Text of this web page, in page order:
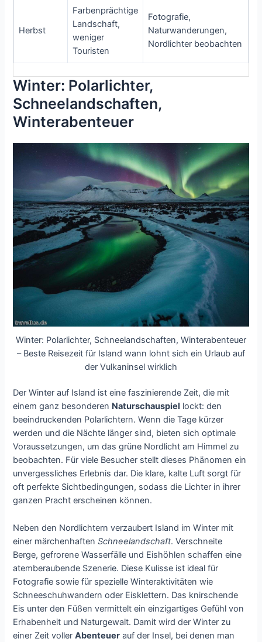
Herbst
Farbenprächtige
Landschaft,
weniger
Touristen
Fotografie,
Naturwanderungen,
Nordlichter beobachten
Winter: Polarlichter,
Schneelandschaften,
Winterabenteuer
Winter: Polarlichter, Schneelandschaften, Winterabenteuer
– Beste Reisezeit für Island wann lohnt sich ein Urlaub auf
der Vulkaninsel wirklich
Der Winter auf Island ist eine faszinierende Zeit, die mit
einem ganz besonderen Naturschauspiel lockt: den
beeindruckenden Polarlichtern. Wenn die Tage kürzer
werden und die Nächte länger sind, bieten sich optimale
Voraussetzungen, um das grüne Nordlicht am Himmel zu
beobachten. Für viele Besucher stellt dieses Phänomen ein
unvergessliches Erlebnis dar. Die klare, kalte Luft sorgt für
oft perfekte Sichtbedingungen, sodass die Lichter in ihrer
ganzen Pracht erscheinen können.
Neben den Nordlichtern verzaubert Island im Winter mit
einer märchenhaftenSchneelandschaft. Verschneite
Berge, gefrorene Wasserfälle und Eishöhlen schaffen eine
atemberaubende Szenerie. Diese Kulisse ist ideal für
Fotografie sowie für spezielle Winteraktivitäten wie
Schneeschuhwandern oder Eisklettern. Das knirschende
Eis unter den Füßen vermittelt ein einzigartiges Gefühl von
Erhabenheit und Naturgewalt. Damit wird der Winter zu
einer Zeit vollerAbenteuer auf der Insel, bei denen man